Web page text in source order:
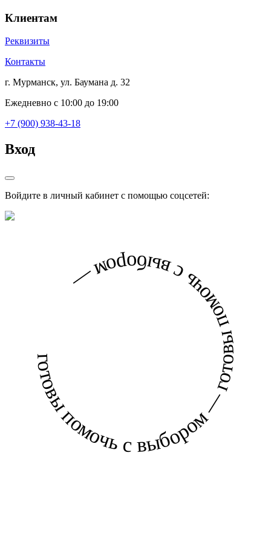
Клиентам
Реквизиты
Контакты
г. Мурманск, ул. Баумана д. 32
Ежедневно с 10:00 до 19:00
+7 (900) 938-43-18
Вход
Войдите в личный кабинет с помощью соцсетей:
готовы помочь с выбором — готовы помочь с выбором —